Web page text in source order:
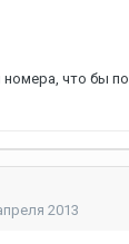
что бы
2013